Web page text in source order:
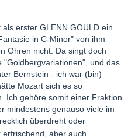
erster GLENN GOULD ein.
in C-Minor" von ihm
Ohren nicht. Da singt doch
"Goldbergvariationen", und das
Bernstein - ich war (bin)
Mozart sich es so
Ich gehöre somit einer Fraktion
mindestens genauso viele im
überdreht oder
aber auch